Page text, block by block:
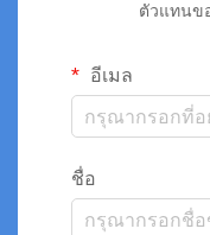
ตัวแทนข
อีเมล
ชื่อ